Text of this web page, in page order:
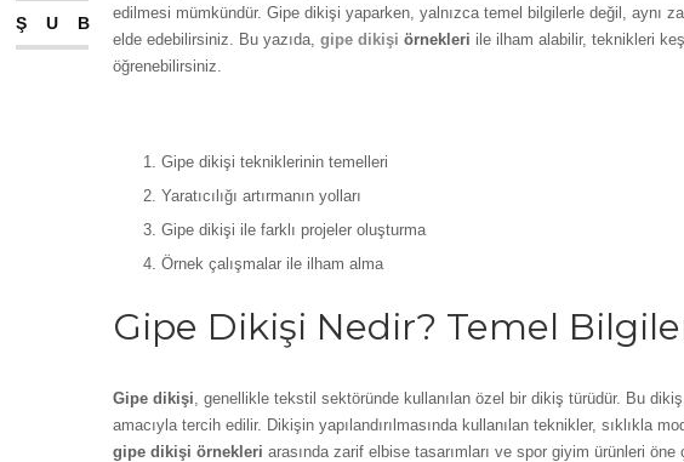
ŞUB
edilmesi mümkündür. Gipe dikişi yaparken, yalnızca temel bilgilerle değil, aynı
elde edebilirsiniz. Bu yazıda, gipe dikişi örnekleri ile ilham alabilir, teknikleri
öğrenebilirsiniz.
Gipe dikişi tekniklerinin temelleri
Yaratıcılığı artırmanın yolları
Gipe dikişi ile farklı projeler oluşturma
Örnek çalışmalar ile ilham alma
Gipe Dikişi Nedir? Temel
Gipe dikişi, genellikle tekstil sektöründe kullanılan özel bir dikiş türüdür. Bu
amacıyla tercih edilir. Dikişin yapılandırılmasında kullanılan teknikler, sıklıkla
gipe dikişi örnekleri arasında zarif elbise tasarımları ve spor giyim ürünleri